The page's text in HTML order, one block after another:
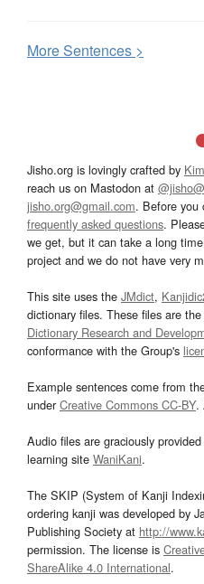
MoreSentences >
Jisho.org is lovingly crafted by
reach us on Mastodon at
jisho.org@gmail.com. Before you
frequently asked questions.
we get, but it can take a long
project and we do not have very
This site uses the JMdict,
dictionary files. These files are
Dictionary Research and
conformance with the Group's
Example sentences come from
underCreative Commons CC-BY.
Audio files are graciously
learning site WaniKani.
The SKIP (System of Kanji
ordering kanji was developed by
Publishing Society at http://
permission. The license is
ShareAlike 4.0 International.